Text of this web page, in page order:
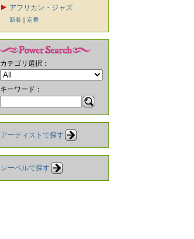
アフリカン・ジャズ
新着 ｜ 定番
カテゴリ選択：
キーワード：
アーティストで探す
レーベルで探す